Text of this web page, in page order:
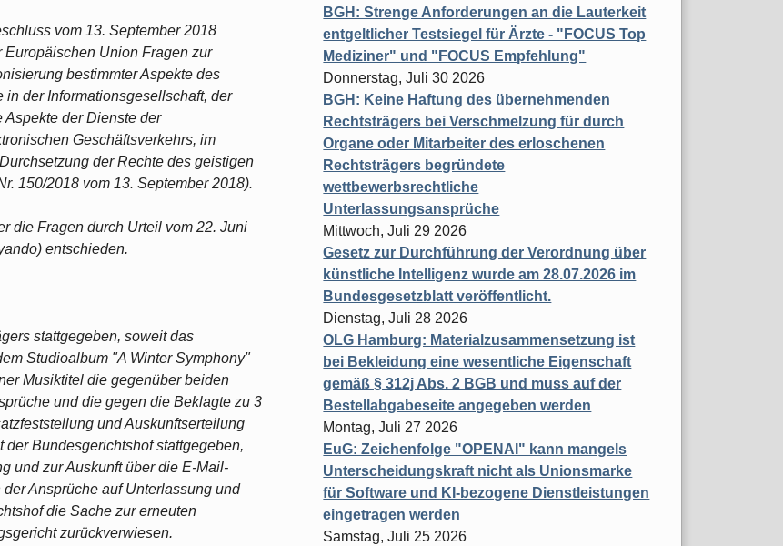
vom 13. September 2018
Europäischen Union Fragen zur
bestimmter Aspekte des
der Informationsgesellschaft, der
der Dienste der
Geschäftsverkehrs, im
der Rechte des geistigen
150/2018 vom 13. September 2018).
die Fragen durch Urteil vom 22. Juni
entschieden.
stattgegeben, soweit das
Studioalbum "A Winter Symphony"
Musiktitel die gegenüber beiden
und die gegen die Beklagte zu 3
und Auskunftserteilung
Bundesgerichtshof stattgegeben,
und zur Auskunft über die E-Mail-
Ansprüche auf Unterlassung und
die Sache zur erneuten
zurückverwiesen.
BGH: Strenge Anforderungen an die Lauterkeit
entgeltlicher Testsiegel für Ärzte - "FOCUS Top
Mediziner" und "FOCUS Empfehlung"
Donnerstag, Juli 30 2026
BGH: Keine Haftung des übernehmenden
Rechtsträgers bei Verschmelzung für durch
Organe oder Mitarbeiter des erloschenen
Rechtsträgers begründete
wettbewerbsrechtliche
Unterlassungsansprüche
Mittwoch, Juli 29 2026
Gesetz zur Durchführung der Verordnung über
künstliche Intelligenz wurde am 28.07.2026 im
Bundesgesetzblatt veröffentlicht.
Dienstag, Juli 28 2026
OLG Hamburg: Materialzusammensetzung ist
bei Bekleidung eine wesentliche Eigenschaft
gemäß § 312j Abs. 2 BGB und muss auf der
Bestellabgabeseite angegeben werden
Montag, Juli 27 2026
EuG: Zeichenfolge "OPENAI" kann mangels
Unterscheidungskraft nicht als Unionsmarke
für Software und KI-bezogene Dienstleistungen
eingetragen werden
Samstag, Juli 25 2026